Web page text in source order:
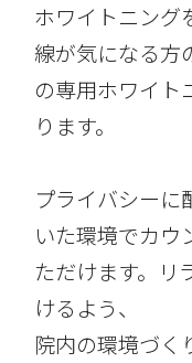
ホワイトニング
線が気になる方
の専用ホワイト
ります。
プライバシーに
いた環境でカウ
ただけます。リ
けるよう、
院内の環境づく